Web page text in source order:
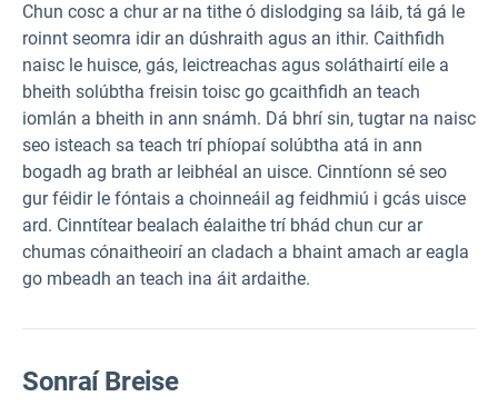
Chun cosc a chur ar na tithe ó dislodging sa láib, tá gá le
roinnt seomra idir an dúshraith agus an ithir. Caithfidh
naisc le huisce, gás, leictreachas agus soláthairtí eile a
bheith solúbtha freisin toisc go gcaithfidh an teach
iomlán a bheith in ann snámh. Dá bhrí sin, tugtar na naisc
seo isteach sa teach trí phíopaí solúbtha atá in ann
bogadh ag brath ar leibhéal an uisce. Cinntíonn sé seo
gur féidir le fóntais a choinneáil ag feidhmiú i gcás uisce
ard. Cinntítear bealach éalaithe trí bhád chun cur ar
chumas cónaitheoirí an cladach a bhaint amach ar eagla
go mbeadh an teach ina áit ardaithe.
Sonraí Breise